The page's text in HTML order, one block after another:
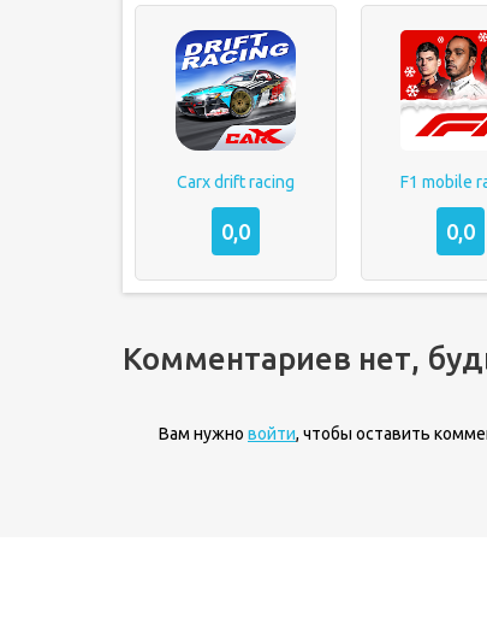
Carx drift racing
0,0
F1 mobile
0,0
Комментариев нет,
Вам нужно войти, чтобы оставить